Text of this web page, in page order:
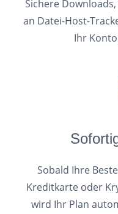
Sichere
an Datei-Host-
Ihr
Sobald Ihre
Kreditkarte oder
wird Ihr Plan